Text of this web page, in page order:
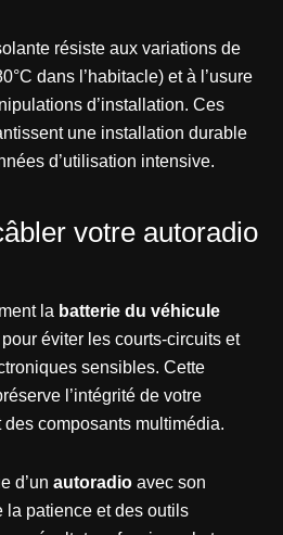
résiste aux variations de
dans l’habitacle) et à l’usure
d’installation. Ces
une installation durable
d’utilisation intensive.
votre autoradio
la batterie du véhicule
éviter les courts-circuits et
sensibles. Cette
l’intégrité de votre
composants multimédia.
d’un autoradio avec son
la patience et des outils